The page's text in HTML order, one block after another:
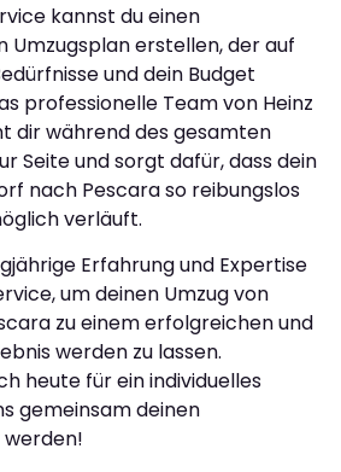
kannst du einen
erstellen, der auf
und dein Budget
professionelle Team von Heinz
dir während des gesamten
Seite und sorgt dafür, dass dein
nach Pescara so reibungslos
verläuft.
Erfahrung und Expertise
um deinen Umzug von
zu einem erfolgreichen und
werden zu lassen.
heute für ein individuelles
gemeinsam deinen